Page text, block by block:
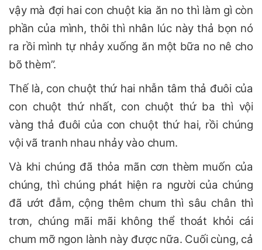
vậy mà đợi hai con chuột kia ăn no thì làm gì còn
phần của mình, thôi thì nhân lúc này thả bọn nó
ra rồi mình tự nhảy xuống ăn một bữa no nê cho
bõ thèm”.
Thế là, con chuột thứ hai nhẫn tâm thả đuôi của
con chuột thứ nhất, con chuột thứ ba thì vội
vàng thả đuôi của con chuột thứ hai, rồi chúng
vội vã tranh nhau nhảy vào chum.
Và khi chúng đã thỏa mãn cơn thèm muốn của
chúng, thì chúng phát hiện ra người của chúng
đã ướt đẫm, cộng thêm chum thì sâu chân thì
trơn, chúng mãi mãi không thể thoát khỏi cái
chum mỡ ngon lành này được nữa. Cuối cùng, cả